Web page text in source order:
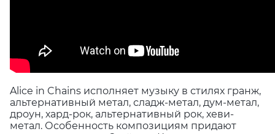
Alice in Chains исполняет музыку в стилях гранж,
альтернативный метал, сладж-метал, дум-метал,
дроун, хард-рок, альтернативный рок, хеви-
метал. Особенность композициям придают